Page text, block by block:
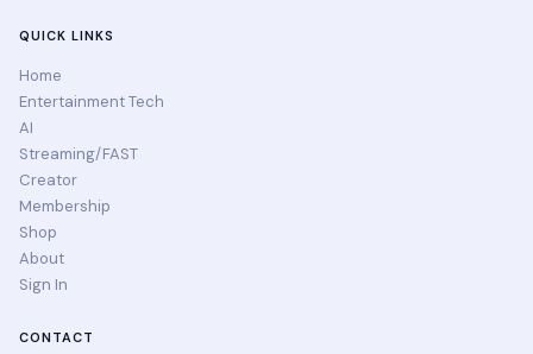
QUICK LINKS
Home
Entertainment Tech
AI
Streaming/FAST
Creator
Membership
Shop
About
Sign In
CONTACT